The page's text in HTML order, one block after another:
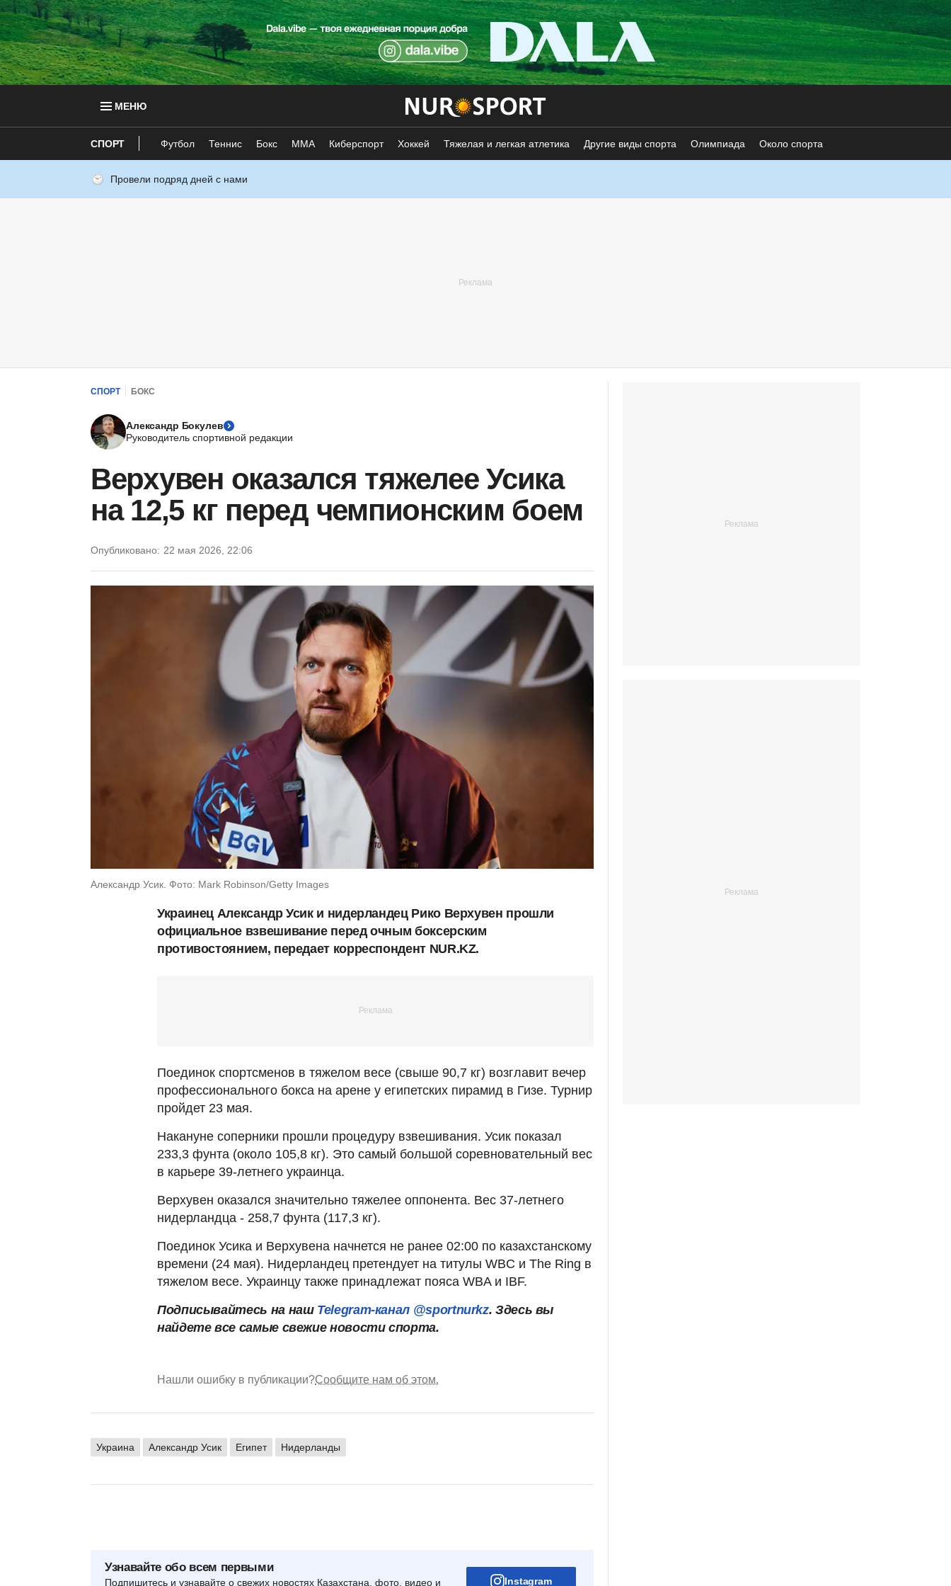
МЕНЮ
СПОРТ Футбол Теннис Бокс ММА Киберспорт Хоккей Тяжелая и легкая атлетика Другие виды спорта Олимпиада Около спорта
Провели подряд дней с нами
СПОРТ БОКС
Александр Бокулев
Руководитель спортивной редакции
Верхувен оказался тяжелее Усика
на 12,5 кг перед чемпионским боем
Опубликовано: 22 мая 2026, 22:06
Александр Усик. Фото: Mark Robinson/Getty Images
Украинец Александр Усик и нидерландец Рико Верхувен прошли
официальное взвешивание перед очным боксерским
противостоянием, передает корреспондент NUR.KZ.
Поединок спортсменов в тяжелом весе (свыше 90,7 кг) возглавит вечер
профессионального бокса на арене у египетских пирамид в Гизе. Турнир
пройдет 23 мая.
Накануне соперники прошли процедуру взвешивания. Усик показал
233,3 фунта (около 105,8 кг). Это самый большой соревновательный вес
в карьере 39-летнего украинца.
Верхувен оказался значительно тяжелее оппонента. Вес 37-летнего
нидерландца - 258,7 фунта (117,3 кг).
Поединок Усика и Верхувена начнется не ранее 02:00 по казахстанскому
времени (24 мая). Нидерландец претендует на титулы WBC и The Ring в
тяжелом весе. Украинцу также принадлежат пояса WBA и IBF.
Подписывайтесь на наш Telegram-канал @sportnurkz. Здесь вы
найдете все самые свежие новости спорта.
Нашли ошибку в публикации?Сообщите нам об этом.
Украина Александр Усик Египет Нидерланды
Узнавайте обо всем первыми
Подпишитесь и узнавайте о свежих новостях Казахстана, фото, видео и Instagram